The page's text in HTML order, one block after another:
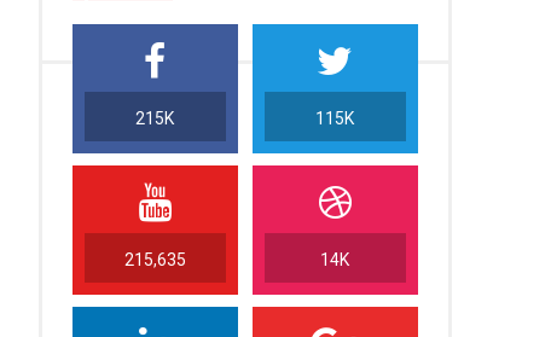
215K 115K
215,635 14K